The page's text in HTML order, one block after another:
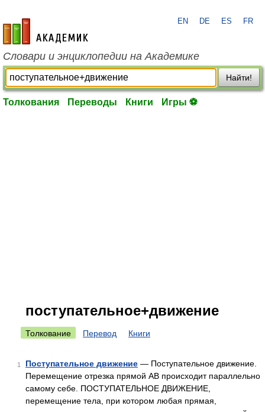
academic.ru
EN DE ES FR
Словари и энциклопедии на Академике
Найти!
Толкования Переводы Книги Игры ⚽
поступательное+движение
Толкование Перевод Книги
1 Поступательное движение — Поступательное движение.
Перемещение отрезка прямой АВ происходит параллельно
самому себе. ПОСТУПАТЕЛЬНОЕ ДВИЖЕНИЕ,
перемещение тела, при котором любая прямая,